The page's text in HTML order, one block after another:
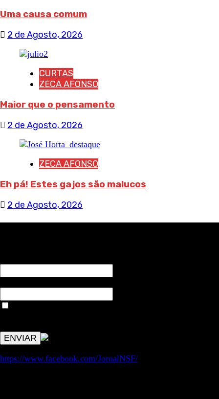
Uma causa comum
2 de Agosto, 2026
CURTAS
ZECA AFONSO
Maior que o pensamento
2 de Agosto, 2026
ZECA AFONSO
Eh pá! Estes gajos são malucos
2 de Agosto, 2026
https://www.facebook.com/JornalNSF/